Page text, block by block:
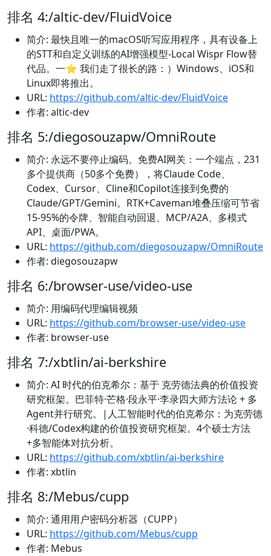
排名 4:/altic-dev/FluidVoice
简介: 最快且唯一的macOS听写应用程序，具有设备上
的STT和自定义训练的AI增强模型-Local Wispr Flow替
代品。一⭐ 我们走了很长的路：）Windows、iOS和
Linux即将推出。
URL: https://github.com/altic-dev/FluidVoice
作者: altic-dev
排名 5:/diegosouzapw/OmniRoute
简介: 永远不要停止编码。免费AI网关：一个端点，231
多个提供商（50多个免费），将Claude Code、
Codex、Cursor、Cline和Copilot连接到免费的
Claude/GPT/Gemini。RTK+Caveman堆叠压缩可节省
15-95%的令牌、智能自动回退、MCP/A2A、多模式
API、桌面/PWA。
URL: https://github.com/diegosouzapw/OmniRoute
作者: diegosouzapw
排名 6:/browser-use/video-use
简介: 用编码代理编辑视频
URL: https://github.com/browser-use/video-use
作者: browser-use
排名 7:/xbtlin/ai-berkshire
简介: AI 时代的伯克希尔：基于 克劳德法典的价值投资
研究框架。巴菲特·芒格·段永平·李录四大师方法论 + 多
Agent并行研究。|人工智能时代的伯克希尔：为克劳德
·科德/Codex构建的价值投资研究框架。4个硕士方法
+多智能体对抗分析。
URL: https://github.com/xbtlin/ai-berkshire
作者: xbtlin
排名 8:/Mebus/cupp
简介: 通用用户密码分析器（CUPP）
URL: https://github.com/Mebus/cupp
作者: Mebus